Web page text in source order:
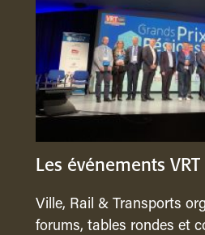
Les événements VRT
Ville, Rail & Transports
forums, tables rondes et